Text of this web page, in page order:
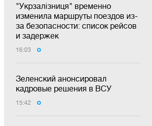
"Укрзалізниця" временно
изменила маршруты поездов из-
за безопасности: список рейсов
и задержек
16:03
Зеленский анонсировал
кадровые решения в ВСУ
15:42